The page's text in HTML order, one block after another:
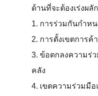
ด้านที่จะต้องเร่งผลั
1. การร่วมกันกำห
2. การตั้งเขตการค้า
3. ข้อตกลงความร่
คลัง
4. เขตความร่วมมื